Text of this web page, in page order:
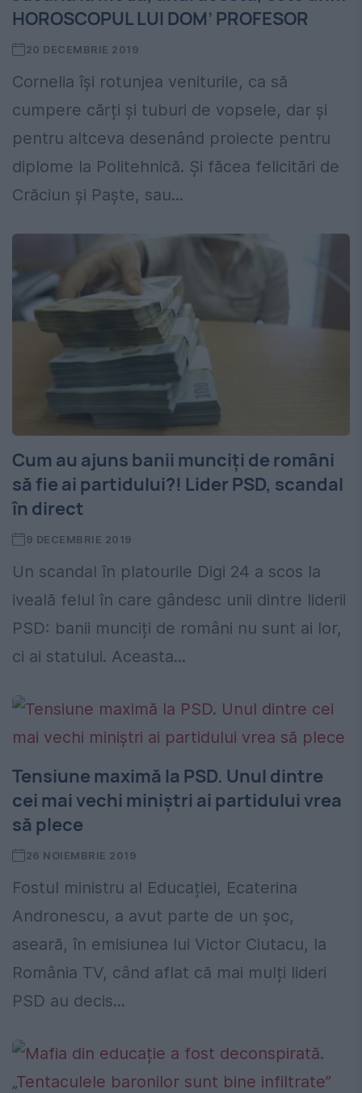
HOROSCOPUL LUI DOM’ PROFESOR
20 DECEMBRIE 2019
Cornelia își rotunjea veniturile, ca să
cumpere cărți și tuburi de vopsele, dar și
pentru altceva desenând proiecte pentru
diplome la Politehnică. Și făcea felicitări de
Crăciun și Paște, sau...
Cum au ajuns banii munciți de români
să fie ai partidului?! Lider PSD, scandal
în direct
9 DECEMBRIE 2019
Un scandal în platourile Digi 24 a scos la
iveală felul în care gândesc unii dintre liderii
PSD: banii munciți de români nu sunt ai lor,
ci ai statului. Aceasta...
Tensiune maximă la PSD. Unul dintre
cei mai vechi miniștri ai partidului vrea
să plece
26 NOIEMBRIE 2019
Fostul ministru al Educației, Ecaterina
Andronescu, a avut parte de un șoc,
aseară, în emisiunea lui Victor Ciutacu, la
România TV, când aflat că mai mulți lideri
PSD au decis...